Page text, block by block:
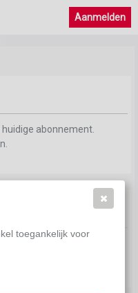
Aanmelden
abonnement.
abonnement.
toegankelijk voor